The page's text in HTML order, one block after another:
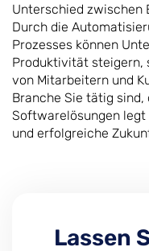
Unterschied zwischen
Durch die
Prozesses können
Produktivität steigern,
von Mitarbeitern und
Branche Sie tätig
Softwarelösungen legt
und erfolgreiche
Lassen